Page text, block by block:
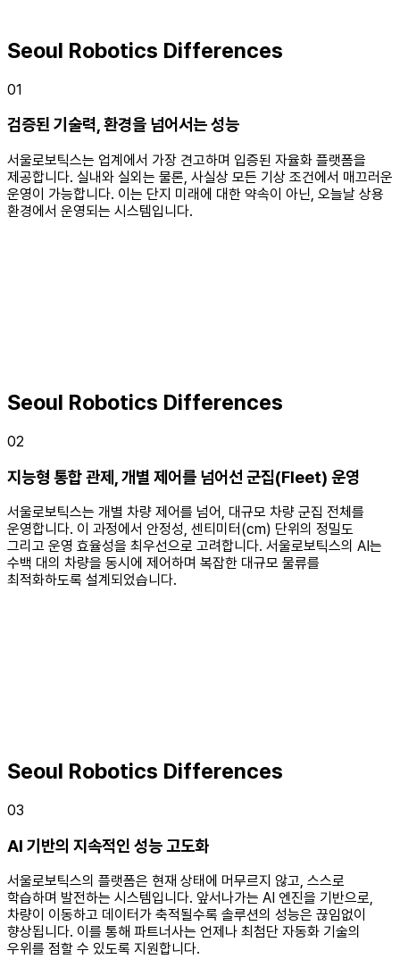
Seoul Robotics Differences
01
검증된 기술력, 환경을 넘어서는 성능
서울로보틱스는 업계에서 가장 견고하며 입증된 자율화 플랫폼을
제공합니다. 실내와 실외는 물론, 사실상 모든 기상 조건에서 매끄러운
운영이 가능합니다. 이는 단지 미래에 대한 약속이 아닌, 오늘날 상용
환경에서 운영되는 시스템입니다.
Seoul Robotics Differences
02
지능형 통합 관제, 개별 제어를 넘어선 군집(Fleet) 운영
서울로보틱스는 개별 차량 제어를 넘어, 대규모 차량 군집 전체를
운영합니다. 이 과정에서 안정성, 센티미터(cm) 단위의 정밀도
그리고 운영 효율성을 최우선으로 고려합니다. 서울로보틱스의 AI는
수백 대의 차량을 동시에 제어하며 복잡한 대규모 물류를
최적화하도록 설계되었습니다.
Seoul Robotics Differences
03
AI 기반의 지속적인 성능 고도화
서울로보틱스의 플랫폼은 현재 상태에 머무르지 않고, 스스로
학습하며 발전하는 시스템입니다. 앞서나가는 AI 엔진을 기반으로,
차량이 이동하고 데이터가 축적될수록 솔루션의 성능은 끊임없이
향상됩니다. 이를 통해 파트너사는 언제나 최첨단 자동화 기술의
우위를 점할 수 있도록 지원합니다.